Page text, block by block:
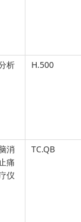
析
H.500
消
痛
仪
TC.QB